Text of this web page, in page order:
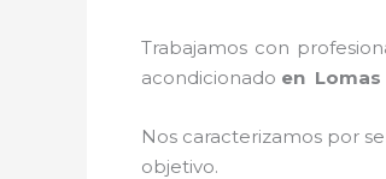
Trabajamos con
acondicionado en Lomas
Nos caracterizamos por
objetivo.